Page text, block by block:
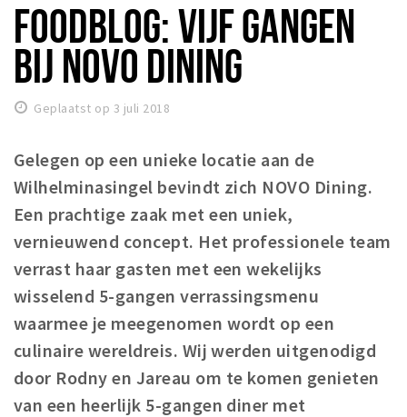
Eten
Drinken
Slapen
Winkels
Winkelgebieden
Parkeren
Bezienswaardigheden
Musea, theaters & podia
Uitjes & activiteiten
Toeristische routes
Natuurgebieden
FOODBLOG: VIJF GANGEN
BIJ NOVO DINING
Geplaatst op 3 juli 2018
Gelegen op een unieke locatie aan de
Wilhelminasingel bevindt zich NOVO Dining.
Een prachtige zaak met een uniek,
vernieuwend concept. Het professionele team
verrast haar gasten met een wekelijks
wisselend 5-gangen verrassingsmenu
waarmee je meegenomen wordt op een
culinaire wereldreis. Wij werden uitgenodigd
door Rodny en Jareau om te komen genieten
van een heerlijk 5-gangen diner met